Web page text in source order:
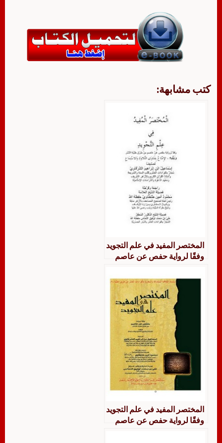
كتب مشابهة:
المختصر المفيد في علم التجويد
وفقًا لرواية حفص عن عاصم
الإمتاع بفتاوى التلاوة والاستماع
المختصر المفيد في علم التجويد
وفقًا لرواية حفص عن عاصم